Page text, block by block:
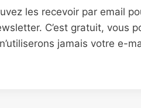
les recevoir par email
C’est gratuit, vous
jamais votre e-